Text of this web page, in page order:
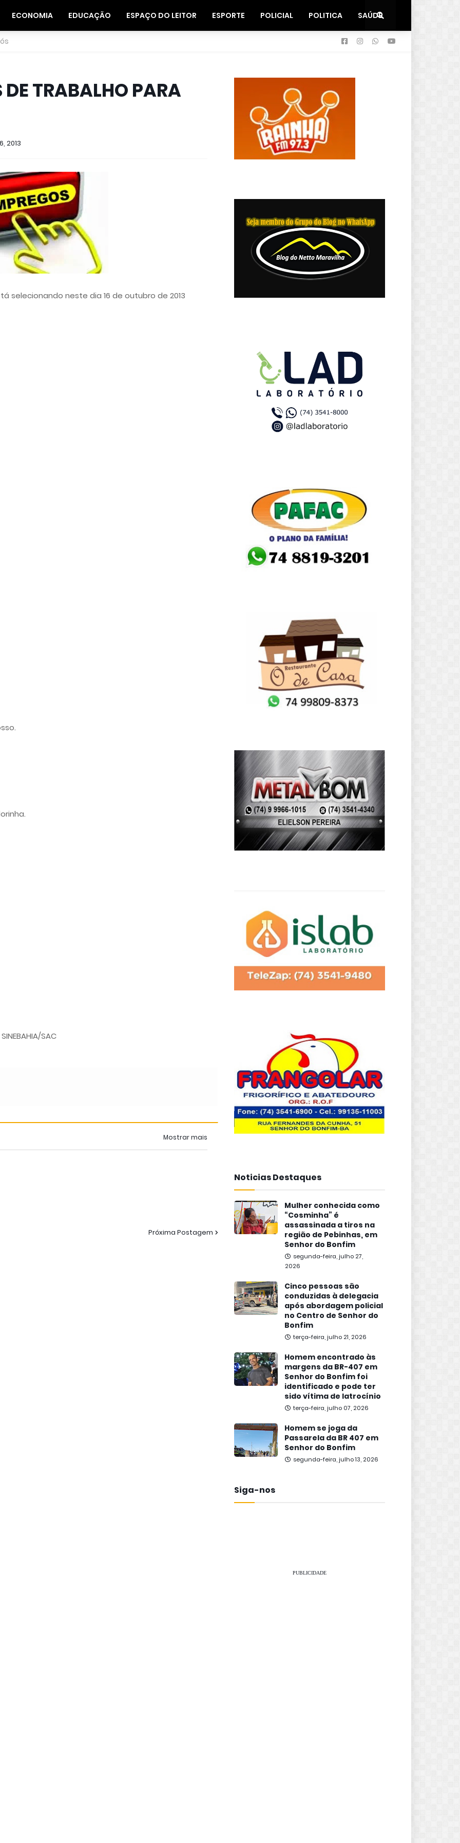
ECONOMIA EDUCAÇÃO ESPAÇO DO LEITOR ESPORTE POLICIAL POLITICA SAÚDE
TRABALHO PARA
2013
selecionando neste dia 16 de outubro de 2013
SAC
Mostrar mais
Próxima Postagem
Noticias Destaques
Mulher conhecida como
“Cosminha” é
assassinada a tiros na
região de Pebinhas, em
Senhor do Bonfim
segunda-feira, julho 27,
2026
Cinco pessoas são
conduzidas à delegacia
após abordagem policial
no Centro de Senhor do
Bonfim
terça-feira, julho 21, 2026
Homem encontrado às
margens da BR-407 em
Senhor do Bonfim foi
identificado e pode ter
sido vítima de latrocínio
terça-feira, julho 07, 2026
Homem se joga da
Passarela da BR 407 em
Senhor do Bonfim
segunda-feira, julho 13, 2026
Siga-nos
PUBLICIDADE